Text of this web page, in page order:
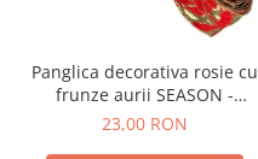
Panglica decorativa rosie cu
frunze aurii SEASON -
Decor Craciun, 6x320 cm
23,00 RON